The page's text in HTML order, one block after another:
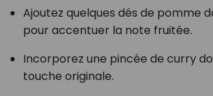
Ajoutez quelques dés de pomme
pour accentuer la note fruitée.
Incorporez une pincée de curry
touche originale.